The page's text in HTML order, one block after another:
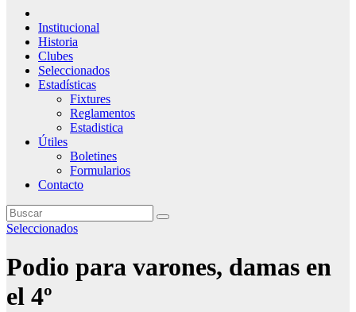
Institucional
Historia
Clubes
Seleccionados
Estadísticas
Fixtures
Reglamentos
Estadistica
Útiles
Boletines
Formularios
Contacto
Seleccionados
Podio para varones, damas en
el 4º